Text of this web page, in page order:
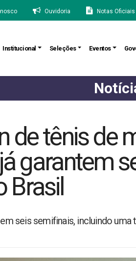
Ouvidoria Notas Oficiais
Institucional Seleções Eventos
de tênis de
garantem
Brasil
seis semifinais, incluindo uma